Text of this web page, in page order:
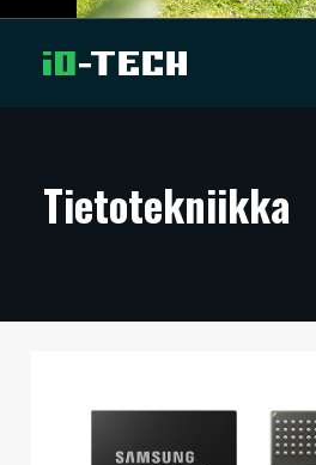
ARTIKKELIT
TECHBBS
Tietotekniikka